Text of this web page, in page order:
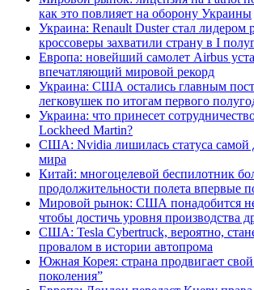
как это повлияет на оборону Украины
Украина: Renault Duster стал лидером
кроссоверы захватили страну в I
Европа: новейший самолет Airbus
впечатляющий мировой рекорд
Украина: США остались главным
легковушек по итогам первого
Украина: что принесет
Lockheed Martin?
США: Nvidia лишилась статуса самой
мира
Китай: многоцелевой беспилотник
продолжительности полета впервые
Мировой рынок: США понадобится
чтобы достичь уровня производства
США: Tesla Cybertruck, вероятно,
провалом в истории автопрома
Южная Корея: страна продвигает свой
поколения”